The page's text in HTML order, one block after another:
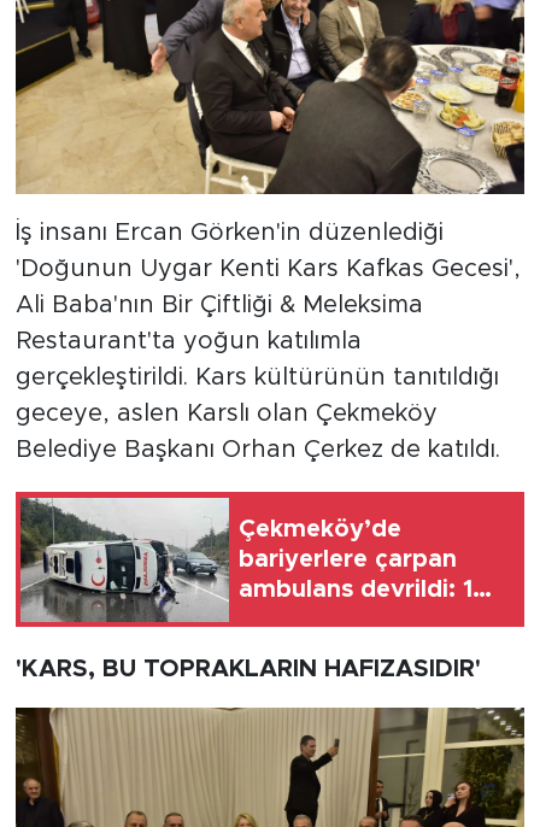
İş insanı Ercan Görken'in düzenlediği
'Doğunun Uygar Kenti Kars Kafkas Gecesi',
Ali Baba'nın Bir Çiftliği & Meleksima
Restaurant'ta yoğun katılımla
gerçekleştirildi. Kars kültürünün tanıtıldığı
geceye, aslen Karslı olan Çekmeköy
Belediye Başkanı Orhan Çerkez de katıldı.
Çekmeköy’de
bariyerlere çarpan
ambulans devrildi: 1
'KARS, BU TOPRAKLARIN HAFIZASIDIR'